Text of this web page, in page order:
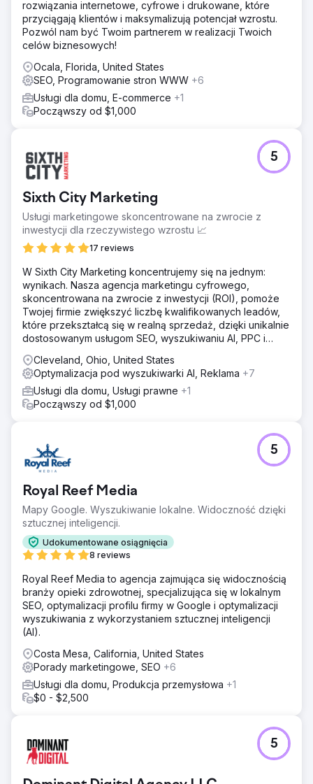
rozwiązania internetowe, cyfrowe i drukowane, które
przyciągają klientów i maksymalizują potencjał wzrostu.
Pozwól nam być Twoim partnerem w realizacji Twoich
celów biznesowych!
Ocala, Florida, United States
SEO, Programowanie stron WWW +6
Usługi dla domu, E-commerce +1
Począwszy od $1,000
Sixth City Marketing
Usługi marketingowe skoncentrowane na zwrocie z
inwestycji dla rzeczywistego wzrostu 📈
17 reviews
5
W Sixth City Marketing koncentrujemy się na jednym:
wynikach. Nasza agencja marketingu cyfrowego,
skoncentrowana na zwrocie z inwestycji (ROI), pomoże
Twojej firmie zwiększyć liczbę kwalifikowanych leadów,
które przekształcą się w realną sprzedaż, dzięki unikalnie
dostosowanym usługom SEO, wyszukiwaniu AI, PPC i
Cleveland, Ohio, United States
Optymalizacja pod wyszukiwarki AI, Reklama +7
Usługi dla domu, Usługi prawne +1
Począwszy od $1,000
Royal Reef Media
Mapy Google. Wyszukiwanie lokalne. Widoczność dzięki
sztucznej inteligencji.
Udokumentowane osiągnięcia
8 reviews
5
Royal Reef Media to agencja zajmująca się widocznością
branży opieki zdrowotnej, specjalizująca się w lokalnym
SEO, optymalizacji profilu firmy w Google i optymalizacji
wyszukiwania z wykorzystaniem sztucznej inteligencji
(AI).
Costa Mesa, California, United States
Porady marketingowe, SEO +6
Usługi dla domu, Produkcja przemysłowa +1
$0 - $2,500
5